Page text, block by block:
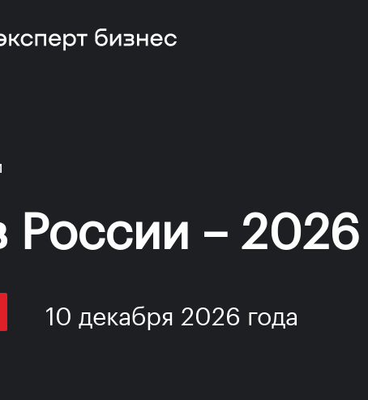
России – 2026
10 декабря 2026 года